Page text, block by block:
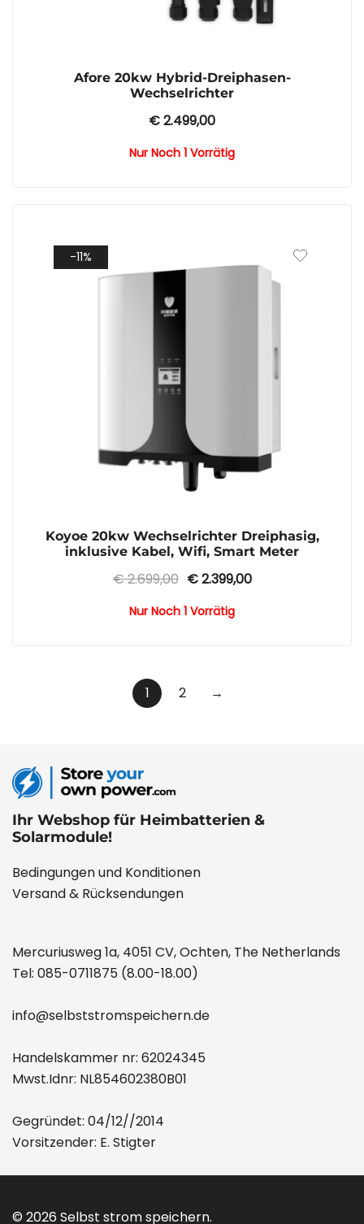
Afore 20kw Hybrid-Dreiphasen-
Wechselrichter
€2.499,00
Nur Noch 1 Vorrätig
-11%
Koyoe 20kw Wechselrichter Dreiphasig,
inklusive Kabel, Wifi, Smart Meter
€2.699,00 Ursprünglicher
war:
€2.399,00Aktueller
Nur Noch 1 Vorrätig
1 2 →
Ihr Webshop für Heimbatterien &
Solarmodule!
Bedingungen und Konditionen
Versand & Rücksendungen
Mercuriusweg 1a, 4051 CV, Ochten, The Netherlands
Tel: 085-0711875 (8.00-18.00)
info@selbststromspeichern.de
Handelskammer nr: 62024345
Mwst.Idnr: NL854602380B01
Gegründet: 04/12//2014
Vorsitzender: E. Stigter
© 2026 Selbst strom speichern.